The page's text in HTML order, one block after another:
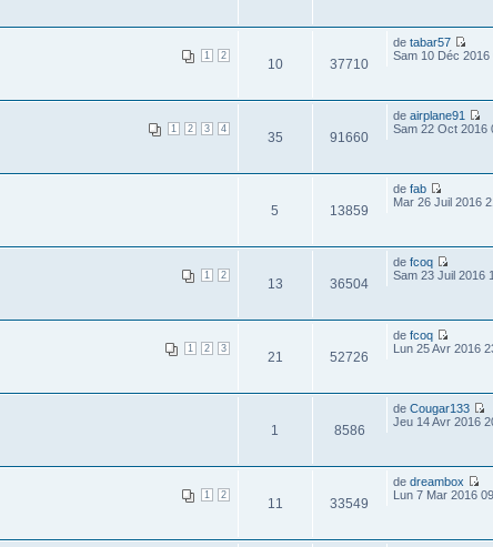
1 2
10 37710
de tabar57
Sam 10 Déc 2016
1 2 3 4
35 91660
de airplane91
Sam 22 Oct 2016
5 13859
de fab
Mar 26 Juil 2016
1 2
13 36504
de fcoq
Sam 23 Juil 2016
1 2 3
21 52726
de fcoq
Lun 25 Avr 2016
1 8586
de Cougar133
Jeu 14 Avr 2016
1 2
11 33549
de dreambox
Lun 7 Mar 2016